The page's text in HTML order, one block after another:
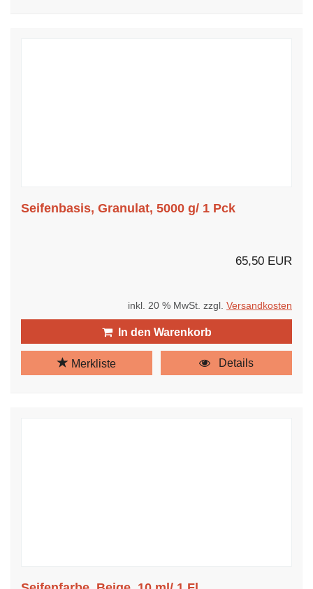
Seifenbasis, Granulat, 5000 g/ 1 Pck
65,50 EUR
inkl. 20 % MwSt. zzgl. Versandkosten
In den Warenkorb
Merkliste Details